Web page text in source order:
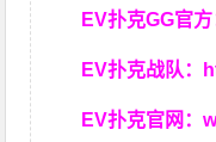
EV扑克GG官
EV扑克战队：
EV扑克官网：